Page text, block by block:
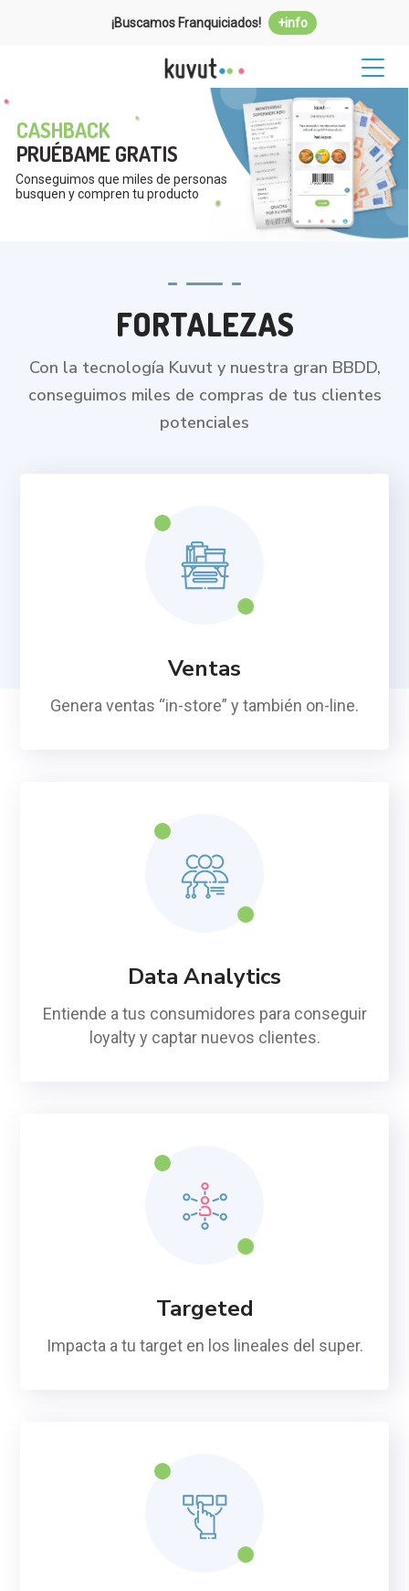
¡Buscamos Franquiciados! +info
Conseguimos que miles de personas
busquen y compren tu producto
CASHBACK
PRUÉBAME GRATIS
FORTALEZAS
Con la tecnología Kuvut y nuestra gran BBDD,
conseguimos miles de compras de tus clientes
potenciales
Ventas
Genera ventas “in-store” y también on-line.
Data Analytics
Entiende a tus consumidores para conseguir
loyalty y captar nuevos clientes.
Targeted
Impacta a tu target en los lineales del super.